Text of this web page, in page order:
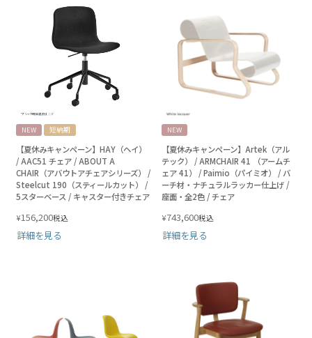
NEW 短納期
【夏休みキャンペーン】HAY（ヘイ）
/ AAC51 チェア / ABOUT A
CHAIR（アバウトアチェアシリーズ） /
Steelcut 190（スティールカット） /
5スターベース / キャスター付きチェア
¥156,200税込
詳細を見る
NEW
【夏休みキャンペーン】Artek（アル
テック） / ARMCHAIR 41 （アームチ
ェア 41） / Paimio（パイミオ） / バ
ーチ材・ナチュラルラッカー仕上げ /
座面・全2色 / チェア
¥743,600税込
詳細を見る